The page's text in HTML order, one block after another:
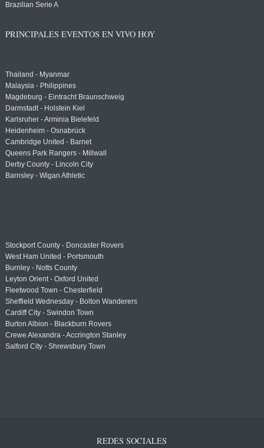
Brazilian Serie A
PRINCIPALES EVENTOS EN VIVO HOY
Thailand - Myanmar
Malaysia - Philippines
Magdeburg - Eintracht Braunschweig
Darmstadt - Holstein Kiel
Karlsruher - Arminia Bielefeld
Heidenheim - Osnabrück
Cambridge United - Barnet
Queens Park Rangers - Millwall
Derby County - Lincoln City
Barnsley - Wigan Athletic
Stockport County - Doncaster Rovers
West Ham United - Portsmouth
Burnley - Notts County
Leyton Orient - Oxford United
Fleetwood Town - Chesterfield
Sheffield Wednesday - Bolton Wanderers
Cardiff City - Swindon Town
Burton Albion - Blackburn Rovers
Crewe Alexandra - Accrington Stanley
Salford City - Shrewsbury Town
REDES SOCIALES